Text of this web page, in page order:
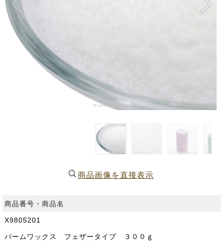
商品画像を直接表示
商品番号・商品名
X9805201
パームワックス フェザータイプ ３００ｇ